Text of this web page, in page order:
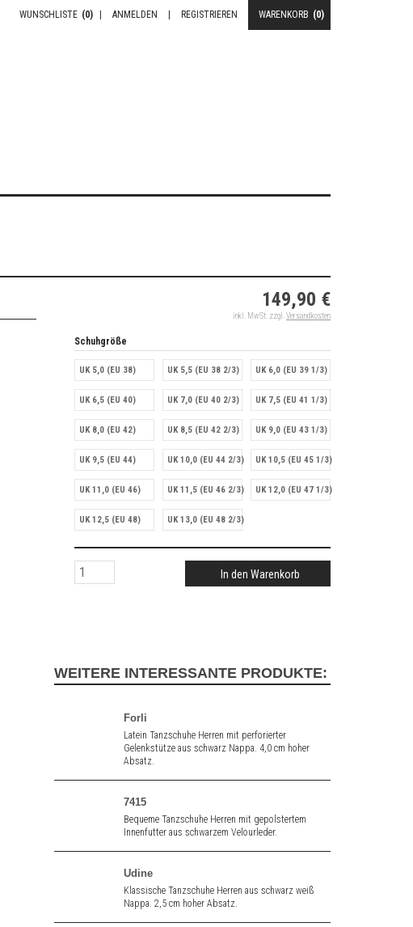
WARENKORB (0)
REGISTRIEREN
ANMELDEN
WUNSCHLISTE (0)
149,90 €
inkl. MwSt. zzgl. Versandkosten
Schuhgröße
UK 5,0 (EU 38) UK 5,5 (EU 38 2/3) UK 6,0 (EU 39 1/3)
UK 6,5 (EU 40) UK 7,0 (EU 40 2/3) UK 7,5 (EU 41 1/3)
UK 8,0 (EU 42) UK 8,5 (EU 42 2/3) UK 9,0 (EU 43 1/3)
UK 9,5 (EU 44) UK 10,0 (EU 44 2/3) UK 10,5 (EU 45 1/3)
UK 11,0 (EU 46) UK 11,5 (EU 46 2/3) UK 12,0 (EU 47 1/3)
UK 12,5 (EU 48) UK 13,0 (EU 48 2/3)
In den Warenkorb
WEITERE INTERESSANTE PRODUKTE:
Forli
Latein Tanzschuhe Herren mit perforierter
Gelenkstütze aus schwarz Nappa. 4,0 cm hoher
Absatz.
7415
Bequeme Tanzschuhe Herren mit gepolstertem
Innenfutter aus schwarzem Velourleder.
Udine
Klassische Tanzschuhe Herren aus schwarz weiß
Nappa. 2,5 cm hoher Absatz.